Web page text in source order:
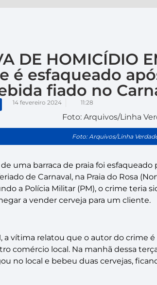
DE HOMICÍDIO
é esfaqueado
fiado no
14 fevereiro 2024 11:28
Foto: Arquivos/Linha
uma barraca de praia foi esfaqueado
de Carnaval, na Praia do Rosa
a Polícia Militar (PM), o crime teria
a vender cerveja para um cliente.
a vítima relatou que o autor do crime
comércio local. Na manhã dessa
no local e bebeu duas cervejas,